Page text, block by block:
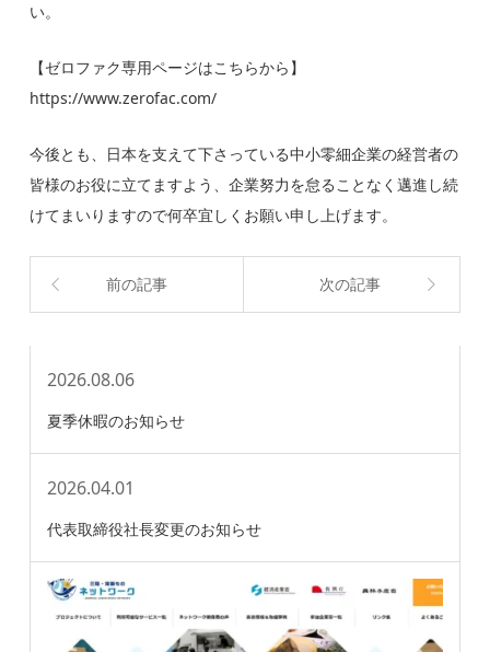
い。
【ゼロファク専用ページはこちらから】
https://www.zerofac.com/
今後とも、日本を支えて下さっている中小零細企業の経営者の
皆様のお役に立てますよう、企業努力を怠ることなく邁進し続
けてまいりますので何卒宜しくお願い申し上げます。
前の記事 次の記事
2026.08.06
夏季休暇のお知らせ
2026.04.01
代表取締役社長変更のお知らせ